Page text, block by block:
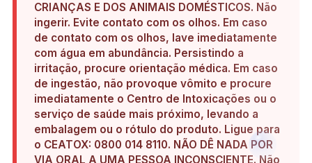
CRIANÇAS E DOS ANIMAIS DOMÉSTICOS. Não
ingerir. Evite contato com os olhos. Em caso
de contato com os olhos, lave imediatamente
com água em abundância. Persistindo a
irritação, procure orientação médica. Em caso
de ingestão, não provoque vômito e procure
imediatamente o Centro de Intoxicações ou o
serviço de saúde mais próximo, levando a
embalagem ou o rótulo do produto. Ligue para
o CEATOX: 0800 014 8110. NÃO DÊ NADA POR
VIA ORAL A UMA PESSOA INCONSCIENTE. Não